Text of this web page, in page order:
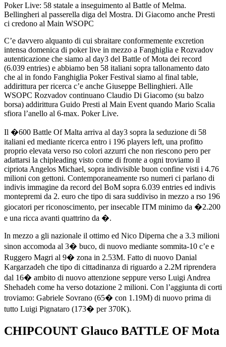
Poker Live: 58 statale a inseguimento al Battle of Melma.
Bellingheri al passerella diga del Mostra. Di Giacomo anche Presti
ci credono al Main WSOPC
C’e davvero alquanto di cui sbraitare conformemente excretion
intensa domenica di poker live in mezzo a Fanghiglia e Rozvadov
autenticazione che siamo al day3 del Battle of Mota dei record
(6.039 entries) e abbiamo ben 58 italiani sopra tallonamento dato
che al in fondo Fanghiglia Poker Festival siamo al final table,
addirittura per ricerca c’e anche Giuseppe Bellinghieri. Alle
WSOPC Rozvadov continuano Claudio Di Giacomo (su balzo
borsa) addirittura Guido Presti al Main Event quando Mario Scalia
sfiora l’anello al 6-max. Poker Live.
Il �600 Battle Of Malta arriva al day3 sopra la seduzione di 58
italiani ed mediante ricerca entro i 196 players left, una profitto
proprio elevata verso rso colori azzurri che non riescono pero per
adattarsi la chipleading visto come di fronte a ogni troviamo il
cipriota Angelos Michael, sopra indivisible buon confine visti i 4.76
milioni con gettoni. Contemporaneamente rso numeri ci parlano di
indivis immagine da record del BoM sopra 6.039 entries ed indivis
montepremi da 2. euro che tipo di sara suddiviso in mezzo a rso 196
giocatori per riconoscimento, per insecable ITM minimo da �2.200
e una ricca avanti quattrino da �.
In mezzo a gli nazionale il ottimo ed Nico Diperna che a 3.3 milioni
sinon accomoda al 3� buco, di nuovo mediante sommita-10 c’e e
Ruggero Magri al 9� zona in 2.53M. Fatto di nuovo Danial
Kargarzadeh che tipo di cittadinanza di riguardo a 2.2M riprendera
dal 16� ambito di nuovo attenzione seppure verso Luigi Andrea
Shehadeh come ha verso dotazione 2 milioni. Con l’aggiunta di corti
troviamo: Gabriele Sovrano (65� con 1.19M) di nuovo prima di
tutto Luigi Pignataro (173� per 370K).
CHIPCOUNT Glauco BATTLE OF Mota